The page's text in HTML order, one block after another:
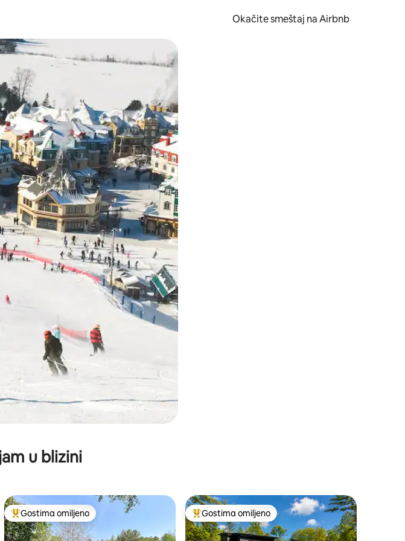
Okačite smeštaj na Airbnb
kao i da ih istražujte dodirom ili prevlačenjem.
u blizini
Najuspešniji među gostima omiljenim
Gostima omiljeno Najuspešniji među gostima omiljenim
Gostima omiljeno